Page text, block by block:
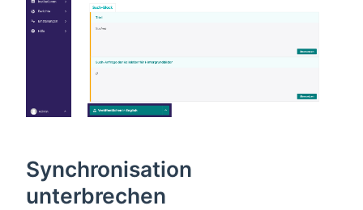
Synchronisation
unterbrechen